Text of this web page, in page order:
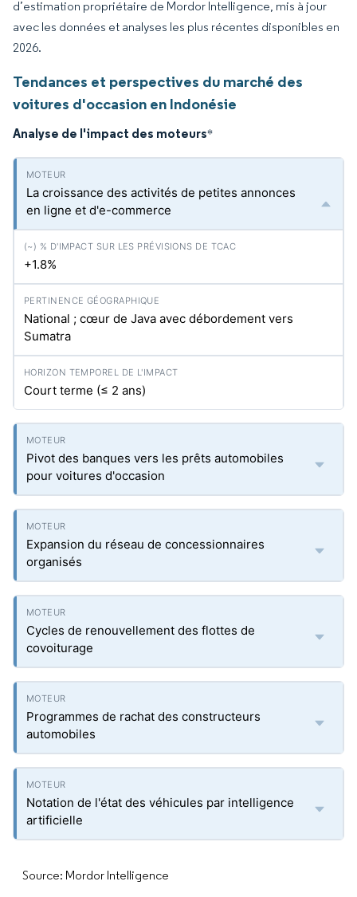
d’estimation propriétaire de Mordor Intelligence, mis à jour
avec les données et analyses les plus récentes disponibles en
2026.
Tendances et perspectives du marché des
voitures d'occasion en Indonésie
Analyse de l'impact des moteurs*
La croissance des activités de petites annonces
en ligne et d'e-commerce
+1.8%
National ; cœur de Java avec débordement vers
Sumatra
Court terme (≤ 2 ans)
Pivot des banques vers les prêts automobiles
pour voitures d'occasion
Expansion du réseau de concessionnaires
organisés
Cycles de renouvellement des flottes de
covoiturage
Programmes de rachat des constructeurs
automobiles
Notation de l'état des véhicules par intelligence
artificielle
Source: Mordor Intelligence